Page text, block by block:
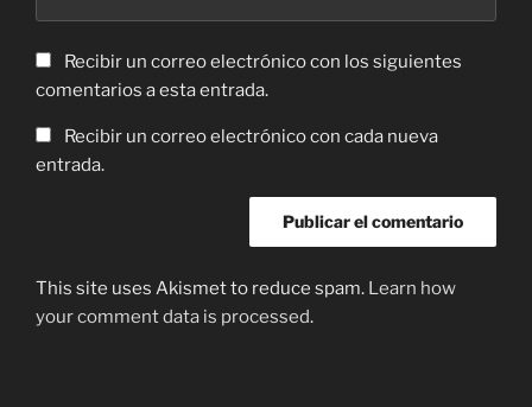
Recibir un correo electrónico con los siguientes
comentarios a esta entrada.
Recibir un correo electrónico con cada nueva
entrada.
This site uses Akismet to reduce spam. Learn how
your comment data is processed.